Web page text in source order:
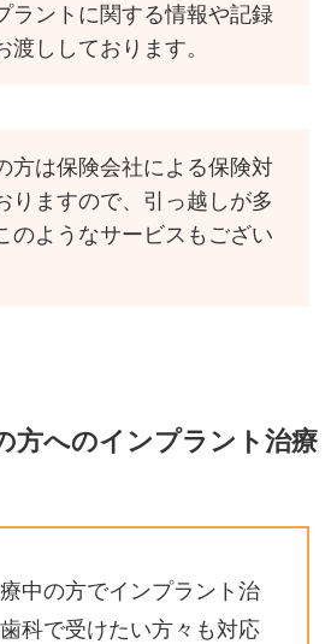
ラントに関する情報や記録
渡ししております。
方は保険会社による保険対
りますので、引っ越しが多
のようなサービスもござい
方へのインプラント治療
中の方でインプラント治
科で受けたい方々も対応